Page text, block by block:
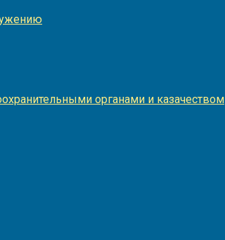
органами и казачеством